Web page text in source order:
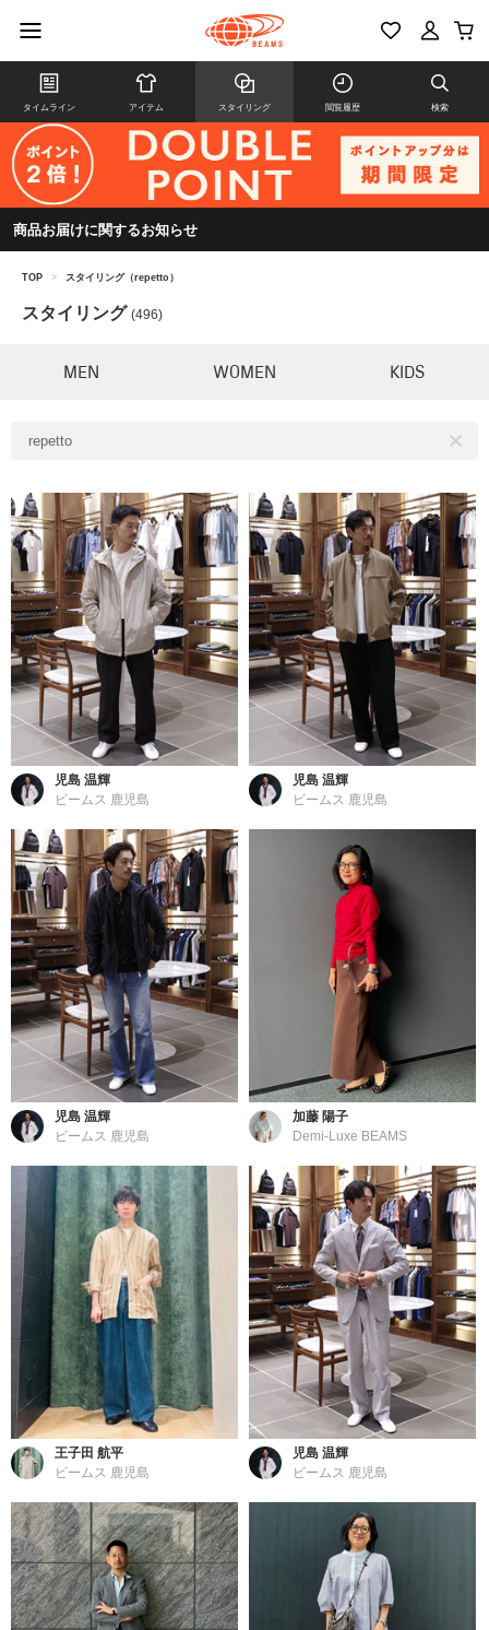
タイムライン アイテム スタイリング 閲覧履歴 検索
商品お届けに関するお知らせ
TOP > スタイリング（repetto）
スタイリング (496)
MEN WOMEN KIDS
repetto
児島 温輝
ビームス 鹿児島
児島 温輝
ビームス 鹿児島
児島 温輝
ビームス 鹿児島
加藤 陽子
Demi-Luxe BEAMS
王子田 航平
ビームス 鹿児島
児島 温輝
ビームス 鹿児島